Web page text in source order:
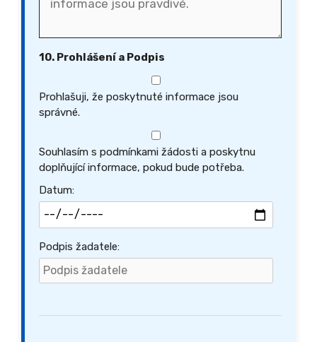
10. Prohlášení a Podpis
Prohlašuji, že poskytnuté informace jsou
správné.
Souhlasím s podmínkami žádosti a poskytnu
doplňující informace, pokud bude potřeba.
Datum:
Podpis žadatele: